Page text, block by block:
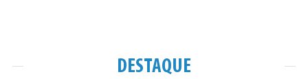
DESTAQUE